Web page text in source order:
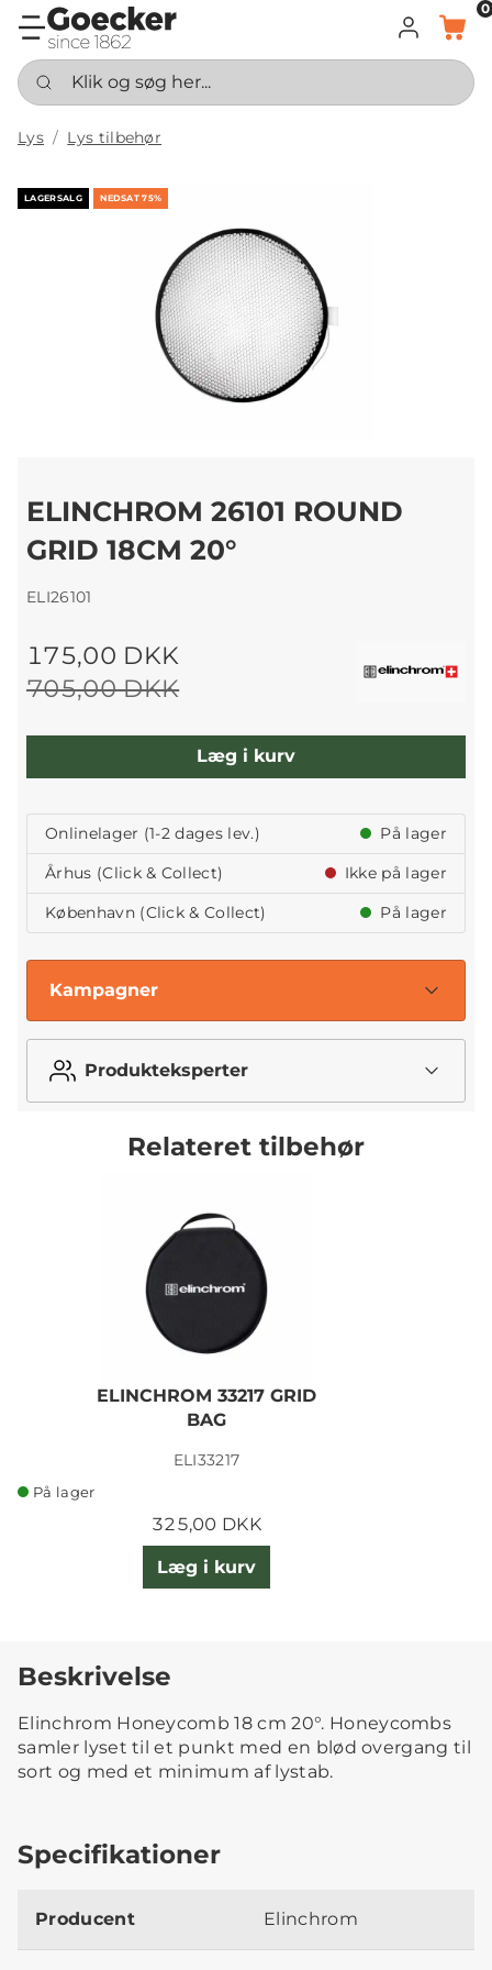
LOG INDKURV
0
Klik og søg her...
Lys Lys tilbehør
LAGERSALG NEDSAT 75%
ELINCHROM 26101 ROUND
GRID 18CM 20°
ELI26101
705,00 DKK
175,00 DKK
Læg i kurv
Onlinelager (1-2 dages lev.)
På lager
Århus (Click & Collect)
Ikke på lager
København (Click & Collect)
På lager
Kampagner
Produkteksperter
Relateret tilbehør
ELINCHROM 33217 GRID
BAG
ELI33217
På lager
325,00 DKK
Læg i kurv
Beskrivelse
Elinchrom Honeycomb 18 cm 20°. Honeycombs
samler lyset til et punkt med en blød overgang til
sort og med et minimum af lystab.
Specifikationer
Producent Elinchrom